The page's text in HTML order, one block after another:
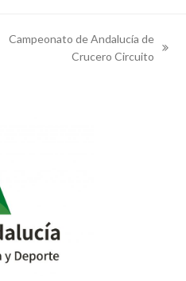
Campeonato de Andalucía de
Crucero Circuito